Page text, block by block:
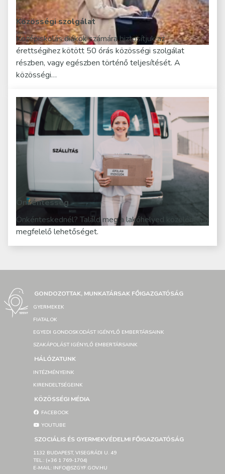
Közösségi szolgálat
Középiskolás diákok számára biztosítjuk az
érettségihez kötött 50 órás közösségi szolgálat
részben, vagy egészben történő teljesítését. A
közösségi…
Önkéntesség
Önkénteskednél? Találd meg a lakóhelyed közelében a
megfelelő lehetőséget.
GONDOZOTTAK, MUNKATÁRSAK FŐIGAZGATÓSÁG
GYERMEKEK
FIATALOK
EGYEDI GONDOSKODÁST IGÉNYLŐ EMBERTÁRSAINK
SZAKÁPOLÁST IGÉNYLŐ EMBERTÁRSAINK
HÁLÓZATUNK
INTÉZMÉNYEINK
KIRENDELTSÉGEINK
KÖZÖSSÉGI MÉDIA
FACEBOOK
YOUTUBE
SZOCIÁLIS ÉS GYERMEKVÉDELMI FŐIGAZGATÓSÁG
1132 BUDAPEST, VISEGRÁDI U. 49
TEL.: (+36 1 769-1704)
E-MAIL: INFO@SZGYF.GOV.HU